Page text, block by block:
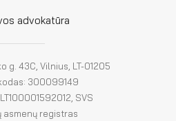
registras
advokatūra
g. 43C, Vilnius, LT-01205
300099149
SVS
asmenų registras